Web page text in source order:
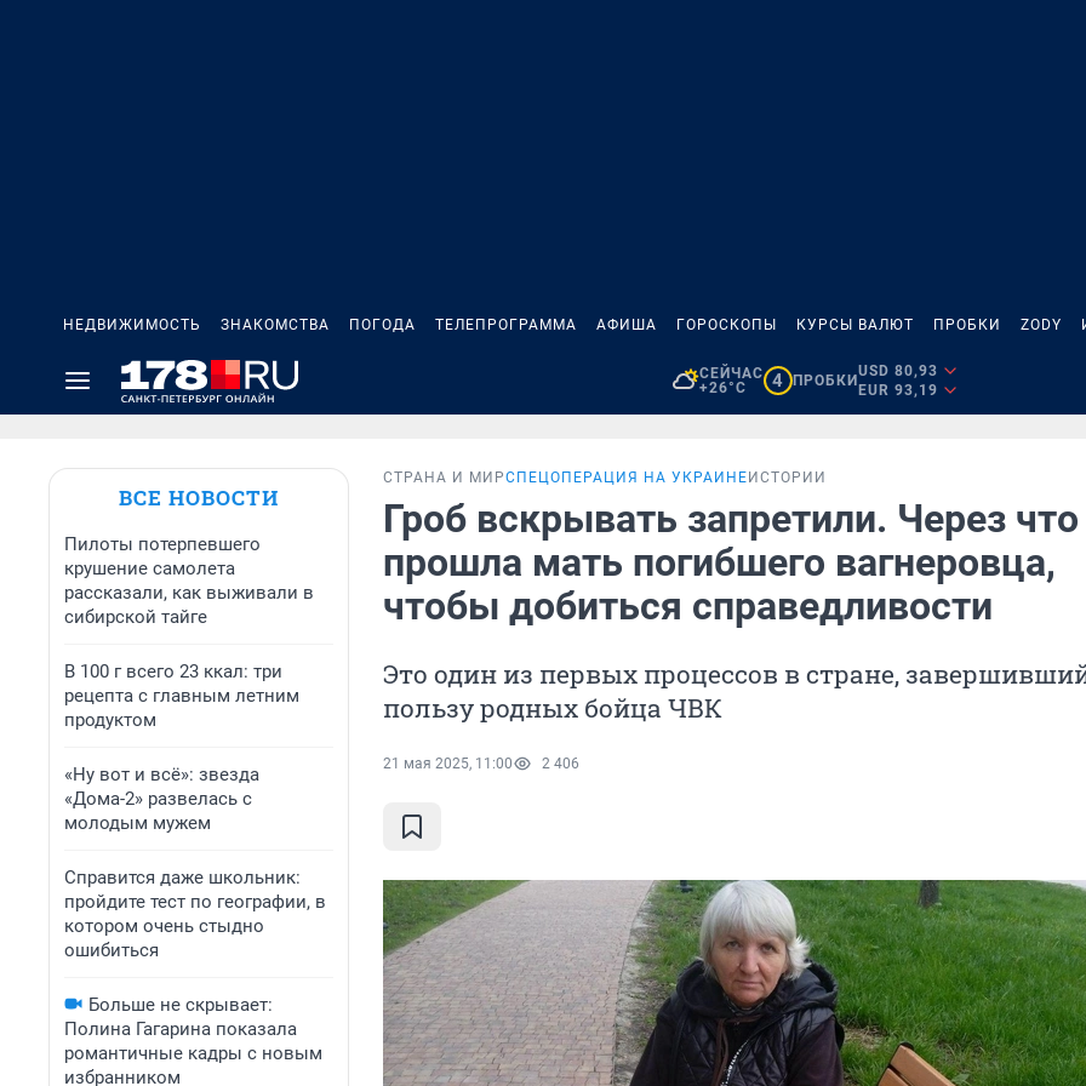
НЕДВИЖИМОСТЬ ЗНАКОМСТВА ПОГОДА ТЕЛЕПРОГРАММА АФИША ГОРОСКОПЫ КУРСЫ ВАЛЮТ ПРОБКИ ZODY
СЕЙЧАС
+26°C
4 ПРОБКИ
USD 80,93
EUR 93,19
ВСЕ НОВОСТИ
Пилоты потерпевшего
крушение самолета
рассказали, как выживали в
сибирской тайге
В 100 г всего 23 ккал: три
рецепта с главным летним
продуктом
«Ну вот и всё»: звезда
«Дома-2» развелась с
молодым мужем
Справится даже школьник:
пройдите тест по географии, в
котором очень стыдно
ошибиться
Больше не скрывает:
Полина Гагарина показала
романтичные кадры с новым
избранником
СТРАНА И МИРСПЕЦОПЕРАЦИЯ НА УКРАИНЕ ИСТОРИИ
Гроб вскрывать запретили. Через что
прошла мать погибшего вагнеровца,
чтобы добиться справедливости
Это один из первых процессов в стране,
пользу родных бойца ЧВК
21 мая 2025, 11:00 2 406